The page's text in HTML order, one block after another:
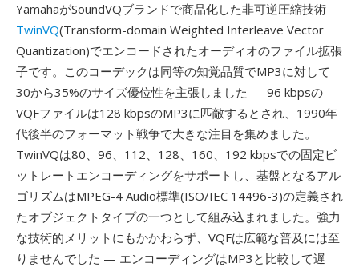
YamahaがSoundVQブランドで商品化した非可逆圧縮技術
TwinVQ(Transform-domain Weighted Interleave Vector
Quantization)でエンコードされたオーディオのファイル拡張
子です。このコーデックは同等の知覚品質でMP3に対して
30から35%のサイズ優位性を主張しました — 96 kbpsの
VQFファイルは128 kbpsのMP3に匹敵するとされ、1990年
代後半のフォーマット戦争で大きな注目を集めました。
TwinVQは80、96、112、128、160、192 kbpsでの固定ビ
ットレートエンコーディングをサポートし、基盤となるアル
ゴリズムはMPEG-4 Audio標準(ISO/IEC 14496-3)の定義され
たオブジェクトタイプの一つとして組み込まれました。強力
な技術的メリットにもかかわらず、VQFは広範な普及には至
りませんでした — エンコーディングはMP3と比較して遅